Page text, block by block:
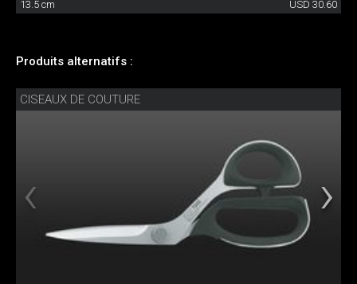
13.5 cm USD 30.60
Produits alternatifs :
CISEAUX DE COUTURE